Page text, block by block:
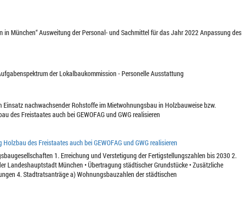
in München“ Ausweitung der Personal- und Sachmittel für das Jahr 2022 Anpassung des
der Lokalbaukommission - Personelle Ausstattung
nachwachsender Rohstoffe im Mietwohnungsbau in Holzbauweise bzw.
des Freistaates auch bei GEWOFAG und GWG realisieren
des Freistaates auch bei GEWOFAG und GWG realisieren
1. Erreichung und Verstetigung der Fertigstellungszahlen bis 2030 2.
Landeshauptstadt München • Übertragung städtischer Grundstücke • Zusätzliche
4. Stadtratsanträge a) Wohnungsbauzahlen der städtischen